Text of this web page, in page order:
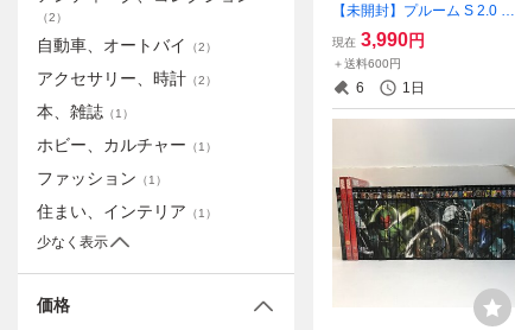
【未開封】プルーム S 2.0 ア
イスシルバー PloomS 2.0 I
CE SILVER 【家電-772】
現在 3,990円
＋送料600円
6 1日
（2）
自動車、オートバイ （2）
アクセサリー、時計 （2）
本、雑誌 （1 ）
ホビー、カルチャー （1 ）
ファッション （1 ）
住まい、インテリア （1 ）
少なく表示
価格